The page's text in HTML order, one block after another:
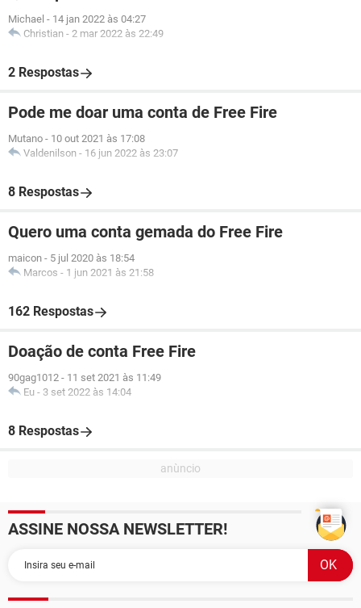
Michael - 14 jan 2022 às 04:27
Christian - 2 mar 2022 às 22:49
2 Respostas
Pode me doar uma conta de Free Fire
Mutano - 10 out 2021 às 17:08
Valdenilson - 16 jun 2022 às 23:07
8 Respostas
Quero uma conta gemada do Free Fire
maicon - 5 jul 2020 às 18:54
Marcos - 1 jun 2021 às 21:58
162 Respostas
Doação de conta Free Fire
90gag1012 - 11 set 2021 às 11:49
Eu - 3 set 2022 às 14:04
8 Respostas
ASSINE NOSSA NEWSLETTER!